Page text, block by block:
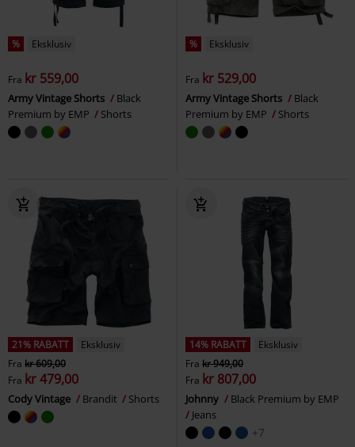
% Eksklusiv
Fra kr 559,00
Army Vintage Shorts
Black
Premium by EMP
Shorts
% Eksklusiv
Fra kr 529,00
Army Vintage Shorts
Black
Premium by EMP
Shorts
21% RABATT
Eksklusiv
Fra kr 609,00
Fra kr 479,00
Cody Vintage Brandit Shorts
14% RABATT
Eksklusiv
Fra kr 949,00
Fra kr 807,00
Johnny
Black Premium by EMP
Jeans
+7